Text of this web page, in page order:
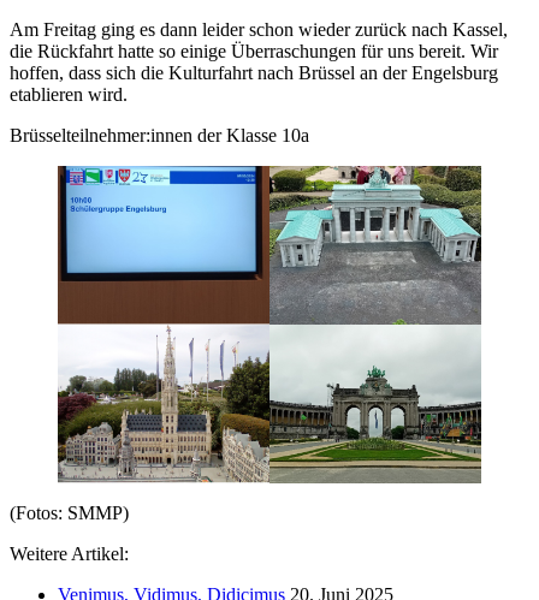
Am Freitag ging es dann leider schon wieder zurück nach Kassel,
die Rückfahrt hatte so einige Überraschungen für uns bereit. Wir
hoffen, dass sich die Kulturfahrt nach Brüssel an der Engelsburg
etablieren wird.
Brüsselteilnehmer:innen der Klasse 10a
(Fotos: SMMP)
Weitere Artikel:
Venimus, Vidimus, Didicimus 20. Juni 2025